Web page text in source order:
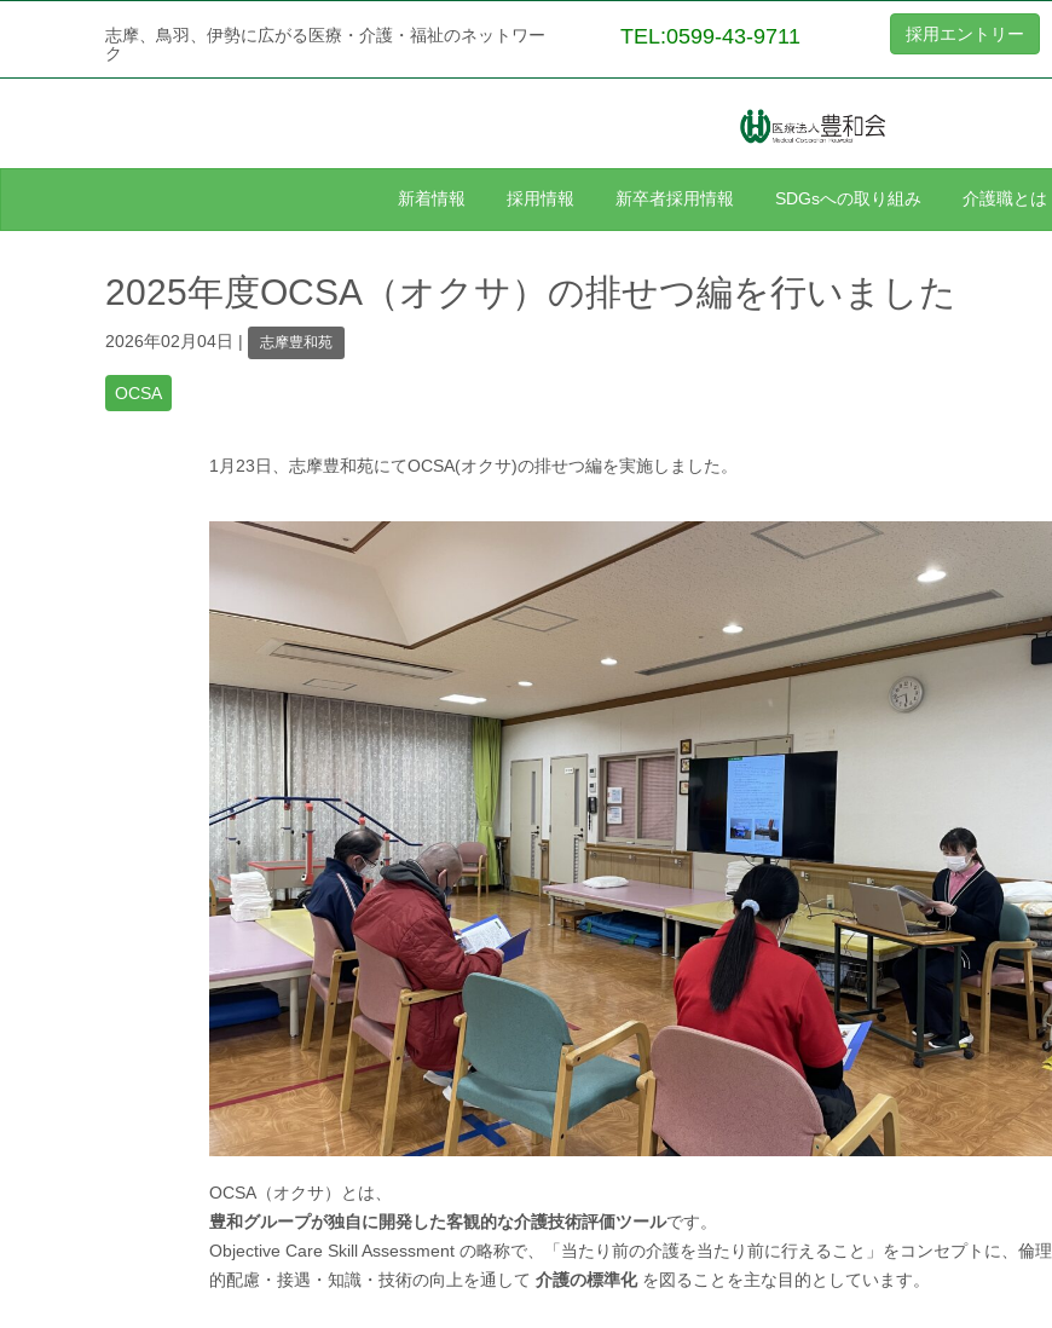
志摩、鳥羽、伊勢に広がる医療・介護・福祉のネットワー
ク
TEL:0599-43-9711 採用エントリー
新着情報 採用情報 新卒者採用情報 SDGsへの取り組み 介護職とは
2025年度OCSA（オクサ）の排せつ編を行いました
2026年02月04日 志摩豊和苑
OCSA
1月23日、志摩豊和苑にてOCSA(オクサ)の排せつ編を実施しました。
OCSA（オクサ）とは、
豊和グループが独自に開発した客観的な介護技術評価ツールです。
Objective Care Skill Assessment の略称で、「当たり前の介護を当たり前に行えること」をコンセプトに、倫理
的配慮・接遇・知識・技術の向上を通して介護の標準化を図ることを主な目的としています。